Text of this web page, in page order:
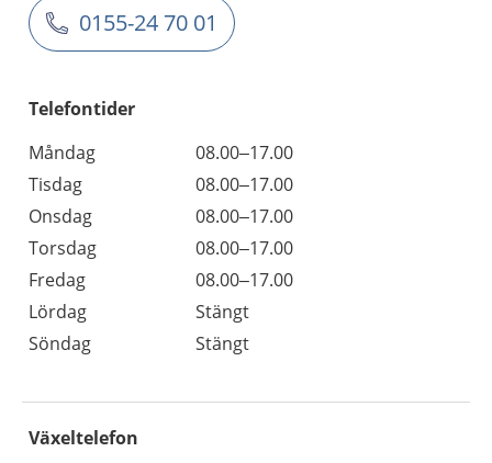
0155-24 70 01
Telefontider
Måndag
08.00–17.00
Tisdag
08.00–17.00
Onsdag
08.00–17.00
Torsdag
08.00–17.00
Fredag
08.00–17.00
Lördag
Stängt
Söndag
Stängt
Växeltelefon